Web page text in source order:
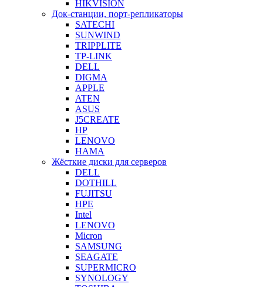
HIKVISION
Док-станции, порт-репликаторы
SATECHI
SUNWIND
TRIPPLITE
TP-LINK
DELL
DIGMA
APPLE
ATEN
ASUS
J5CREATE
HP
LENOVO
HAMA
Жёсткие диски для серверов
DELL
DOTHILL
FUJITSU
HPE
Intel
LENOVO
Micron
SAMSUNG
SEAGATE
SUPERMICRO
SYNOLOGY